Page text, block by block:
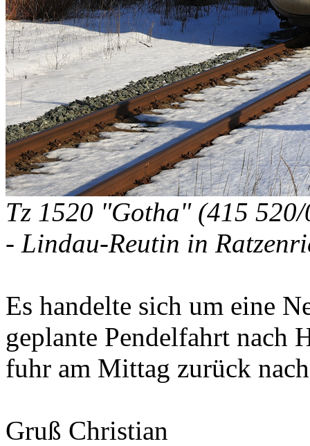
Tz 1520 "Gotha" (415
- Lindau-Reutin in
Es handelte sich um eine
geplante Pendelfahrt nach
fuhr am Mittag zurück
Gruß Christian